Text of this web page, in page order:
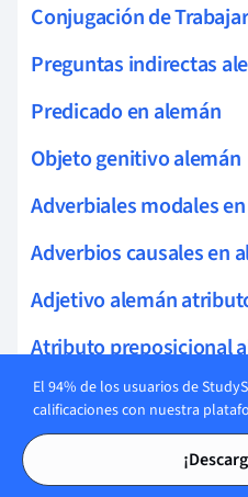
Conjugación de
Preguntas indirectas
Predicado en alemán
Objeto genitivo alemán
Adverbiales modales
Adverbios causales en
Adjetivo alemán
Atributo preposicional
Atributo adverbial en
Oraciones
Oraciones complejas
El 94% de los usuarios de
calificaciones con nuestra